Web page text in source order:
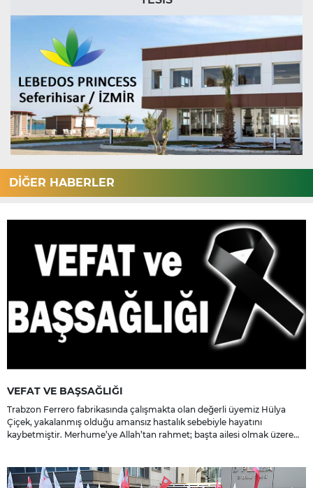
DİĞER HABERLER
VEFAT VE BAŞSAĞLIĞI
Trabzon Ferrero fabrikasında çalışmakta olan değerli üyemiz Hülya
Çiçek, yakalanmış olduğu amansız hastalık sebebiyle hayatını
kaybetmiştir. Merhume’ye Allah’tan rahmet; başta ailesi olmak üzere